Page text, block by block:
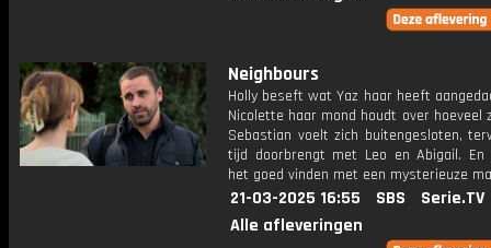
Neighbours
Holly beseft wat Yaz haar heeft
Nicolette haar mond houdt over hoeveel
Sebastian voelt zich buitengesloten,
tijd doorbrengt met Leo en Abigail. En
het goed vinden met een mysterieuze
21-03-2025 16:55 SBS
Serie.TV
Alle afleveringen